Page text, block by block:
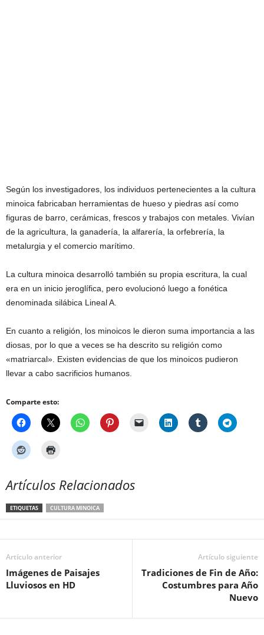
Según los investigadores, los individuos pertenecientes a la cultura
minoica fabricaban herramientas de hueso y piedras así como
figuras de barro, cerámicas, frescos y trabajos con metales. Vivían
de la agricultura, la ganadería, la alfarería, la orfebrería, la
metalurgia y el comercio marítimo.
La cultura minoica desarrolló también su propia escritura, la cual
era en un inicio jeroglífica, pero evolucionó luego a fonética
denominada silábica Lineal A.
En cuanto a religión, los minoicos le dieron suma importancia a las
diosas, por lo que a veces se ha descrito su religión como
«matriarcal». Existen evidencias de que los minoicos pudieron
llevar a cabo sacrificios humanos.
Comparte esto:
Artículos Relacionados
ETIQUETAS CULTURA MINOICA
Artículo anterior
Imágenes de Paisajes
Lluviosos en HD
Artículo siguiente
Tradiciones de Fin de Año:
Costumbres para Año
Nuevo